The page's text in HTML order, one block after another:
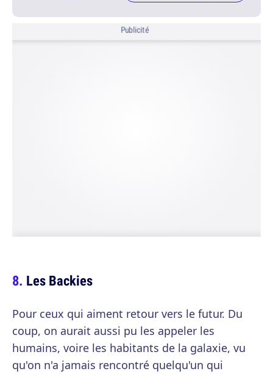
Publicité
Les Backies
Pour ceux qui aiment retour vers le futur. Du
coup, on aurait aussi pu les appeler les
humains, voire les habitants de la galaxie, vu
qu'on n'a jamais rencontré quelqu'un qui